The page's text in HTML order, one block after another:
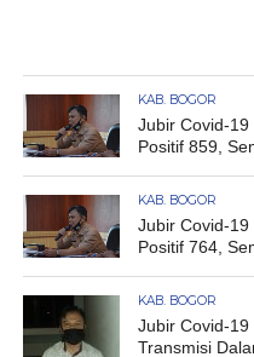
KAB. BOGOR
Jubir Covid-19
Positif 859,
KAB. BOGOR
Jubir Covid-19
Positif 764,
KAB. BOGOR
Jubir Covid-19
Transmisi